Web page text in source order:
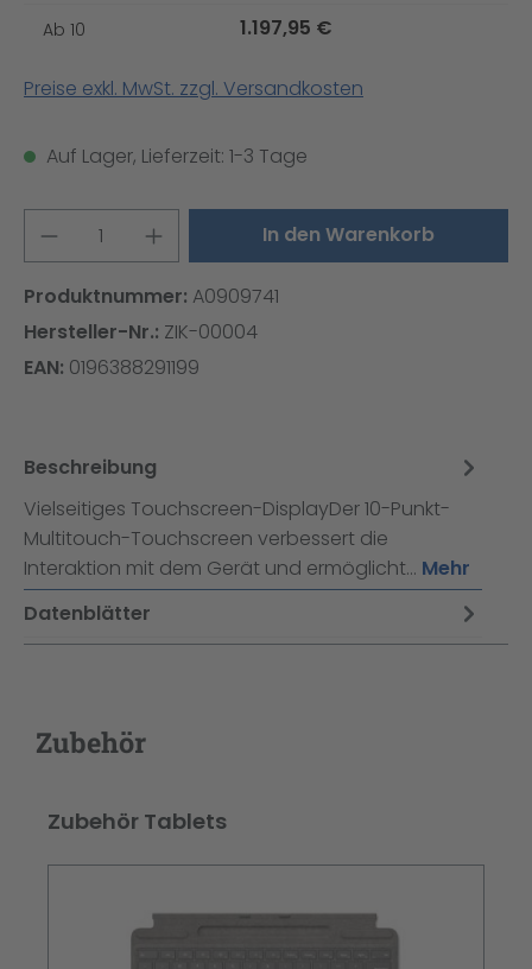
Ab 10 1.197,95 €
Preise exkl. MwSt. zzgl. Versandkosten
Auf Lager, Lieferzeit: 1-3 Tage
Produkt Anzahl: Gib denIn den Warenkorb
Produktnummer: A0909741
Hersteller-Nr.: ZIK-00004
EAN: 0196388291199
Beschreibung
Vielseitiges Touchscreen-DisplayDer 10-Punkt-
Multitouch-Touchscreen verbessert die
Interaktion mit dem Gerät und ermöglicht… Mehr
Datenblätter
Zubehör
Produktgalerie überspringen
Zubehör Tablets